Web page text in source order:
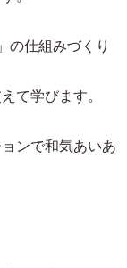
の仕組みづくり
て学びます。
ンで和気あいあ